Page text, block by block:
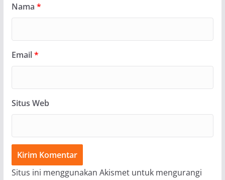
Nama *
Email*
Situs Web
Situs ini menggunakan Akismet untuk mengurangi